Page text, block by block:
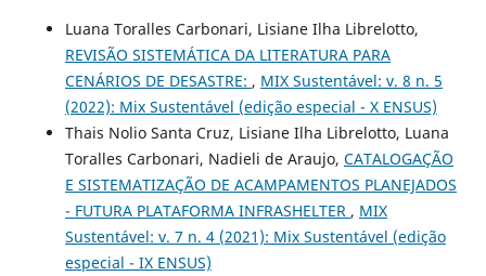
Luana Toralles Carbonari, Lisiane Ilha Librelotto,
REVISÃO SISTEMÁTICA DA LITERATURA PARA
CENÁRIOS DE DESASTRE: , MIX Sustentável: v. 8 n. 5
(2022): Mix Sustentável (edição especial - X ENSUS)
Thais Nolio Santa Cruz, Lisiane Ilha Librelotto, Luana
Toralles Carbonari, Nadieli de Araujo, CATALOGAÇÃO
E SISTEMATIZAÇÃO DE ACAMPAMENTOS PLANEJADOS
- FUTURA PLATAFORMA INFRASHELTER , MIX
Sustentável: v. 7 n. 4 (2021): Mix Sustentável (edição
especial - IX ENSUS)